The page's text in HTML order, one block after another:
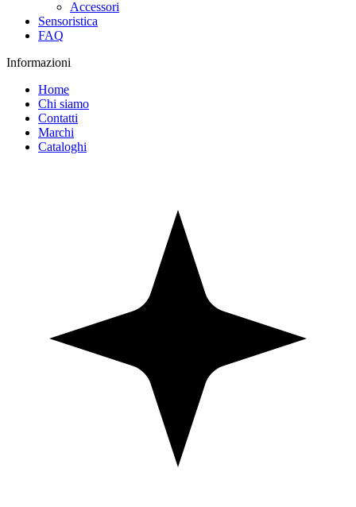
Accessori
Sensoristica
FAQ
Informazioni
Home
Chi siamo
Contatti
Marchi
Cataloghi